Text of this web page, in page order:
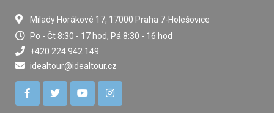
Milady Horákové 17, 17000 Praha 7-Holešovice
Po - Čt 8:30 - 17 hod, Pá 8:30 - 16 hod
+420 224 942 149
idealtour@idealtour.cz